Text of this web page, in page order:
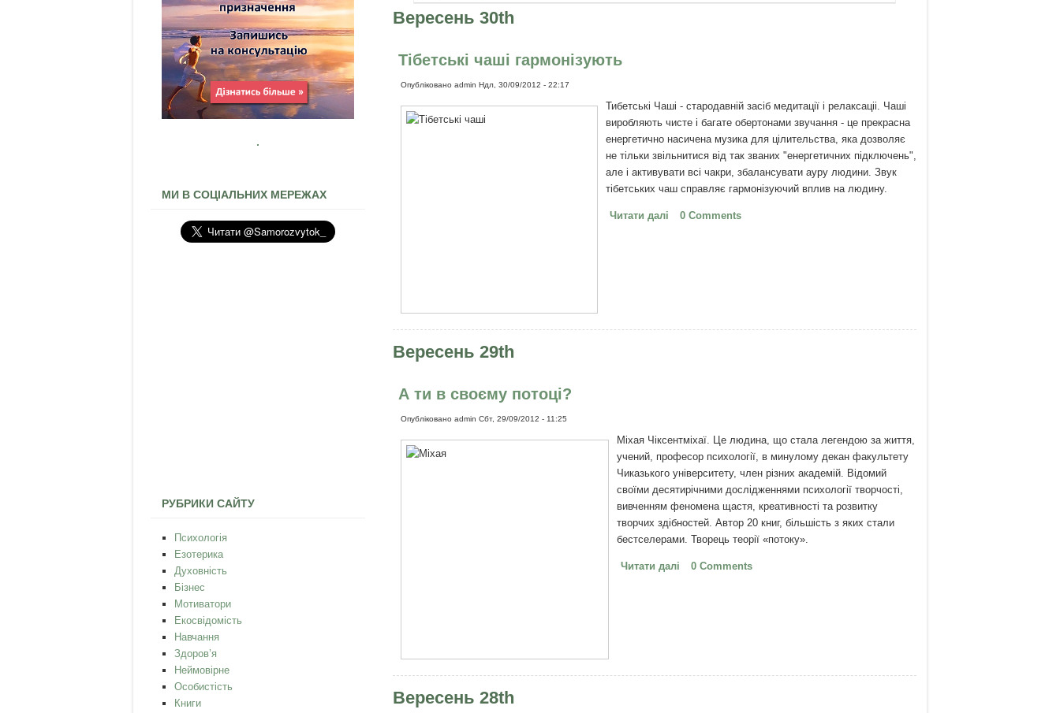
Вересень 30th
Тібетські чаші гармонізують
Опублікованоadmin Ндл, 30/09/2012 - 22:17
Тибетські Чаші - стародавній засіб медитації і релаксаціі. Чаші
виробляють чисте і багате обертонами звучання - це прекрасна
енергетично насичена музика для цілительства, яка дозволяє
не тільки звільнитися від так званих "енергетичних підключень",
але і активувати всі чакри, збалансувати ауру людини. Звук
тібетських чаш справляє гармонізуючий вплив на людину.
Читати далі про Тібетські чаші гармонізують
0 Comments
Вересень 29th
А ти в своєму потоці?
Опублікованоadmin Сбт, 29/09/2012 - 11:25
Міхая Чіксентміхаї. Це людина, що стала легендою за життя,
учений, професор психології, в минулому декан факультету
Чиказького університету, член різних академій. Відомий
своїми десятирічними дослідженнями психології творчості,
вивченням феномена щастя, креативності та розвитку
творчих здібностей. Автор 20 книг, більшість з яких стали
бестселерами. Творець теорії «потоку».
Читати далі про А ти в своєму потоці?
0 Comments
Вересень 28th
МИ В СОЦІАЛЬНИХ МЕРЕЖАХ
РУБРИКИ САЙТУ
Психологія
Езотерика
Духовність
Бізнес
Мотиватори
Екосвідомість
Навчання
Здоров’я
Неймовірне
Особистість
Книги